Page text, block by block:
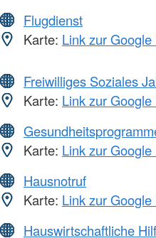
Flugdienst
Karte: Link zur
Freiwilliges Soziales
Karte: Link zur
Karte: Link zur
Hausnotruf
Karte: Link zur
Hauswirtschaftliche